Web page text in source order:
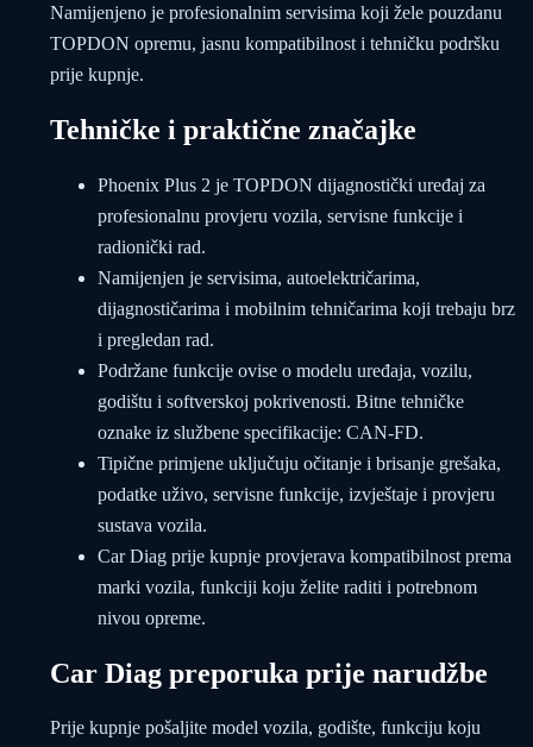
Namijenjeno je profesionalnim servisima koji žele pouzdanu
TOPDON opremu, jasnu kompatibilnost i tehničku podršku
prije kupnje.
Tehničke i praktične značajke
Phoenix Plus 2 je TOPDON dijagnostički uređaj za
profesionalnu provjeru vozila, servisne funkcije i
radionički rad.
Namijenjen je servisima, autoelektričarima,
dijagnostičarima i mobilnim tehničarima koji trebaju brz
i pregledan rad.
Podržane funkcije ovise o modelu uređaja, vozilu,
godištu i softverskoj pokrivenosti. Bitne tehničke
oznake iz službene specifikacije: CAN-FD.
Tipične primjene uključuju očitanje i brisanje grešaka,
podatke uživo, servisne funkcije, izvještaje i provjeru
sustava vozila.
Car Diag prije kupnje provjerava kompatibilnost prema
marki vozila, funkciji koju želite raditi i potrebnom
nivou opreme.
Car Diag preporuka prije narudžbe
Prije kupnje pošaljite model vozila, godište, funkciju koju